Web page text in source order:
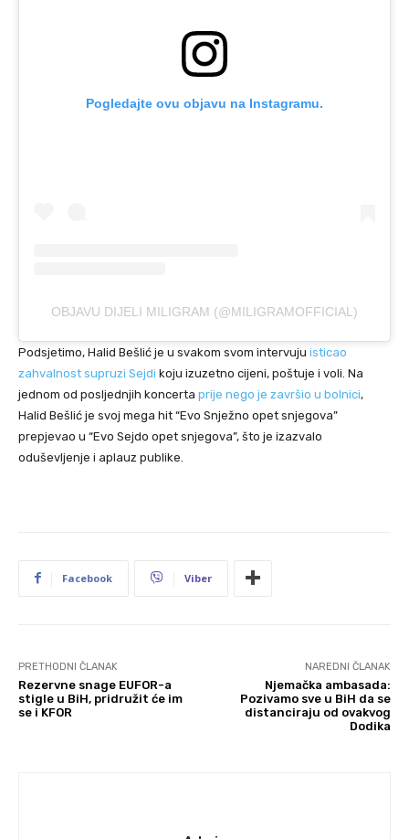
Pogledajte ovu objavu na Instagramu.
OBJAVU DIJELI MILIGRAM (@MILIGRAMOFFICIAL)
Podsjetimo, Halid Bešlić je u svakom svom intervuju isticao
zahvalnost supruzi Sejdi koju izuzetno cijeni, poštuje i voli. Na
jednom od posljednjih koncerta prije nego je završio u bolnici,
Halid Bešlić je svoj mega hit “Evo Snježno opet snjegova”
prepjevao u “Evo Sejdo opet snjegova”, što je izazvalo
oduševljenje i aplauz publike.
Facebook Viber
PRETHODNI ČLANAK
Rezervne snage EUFOR-a
stigle u BiH, pridružit će im
se i KFOR
NAREDNI ČLANAK
Njemačka ambasada:
Pozivamo sve u BiH da se
distanciraju od ovakvog
Dodika